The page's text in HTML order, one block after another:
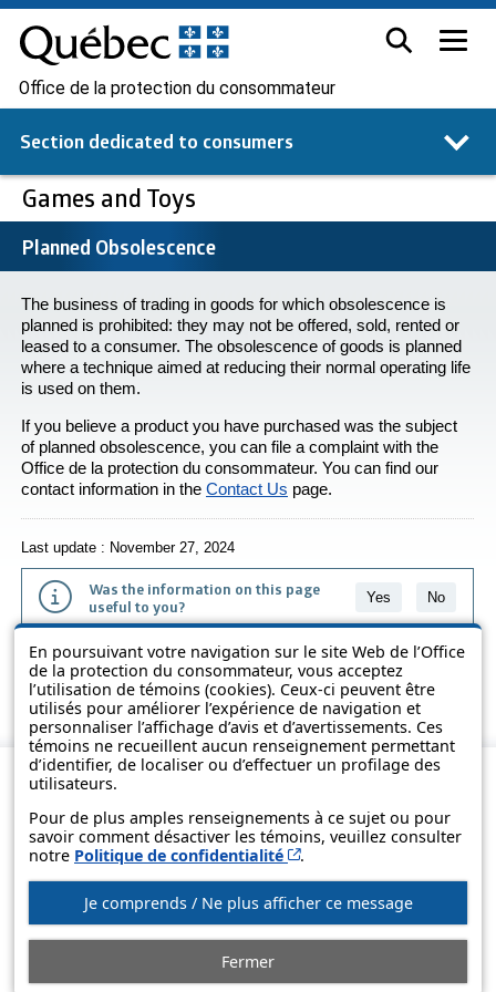
En poursuivant votre navigation sur le site Web de l’Office
de la protection du consommateur, vous acceptez
l’utilisation de témoins (cookies). Ceux-ci peuvent être
utilisés pour améliorer l’expérience de navigation et
personnaliser l’affichage d’avis et d’avertissements. Ces
témoins ne recueillent aucun renseignement permettant
d’identifier, de localiser ou d’effectuer un profilage des
utilisateurs.
Pour de plus amples renseignements à ce sujet ou pour
savoir comment désactiver les témoins, veuillez consulter
notre Politique de confidentialité Cet hyperlien s’ouvrira
.
Je comprends / Ne plus afficher ce message
Fermer
Office de la protection du consommateur
Section dedicated to consumers
Games and Toys
Planned Obsolescence
The business of trading in goods for which obsolescence is
planned is prohibited: they may not be offered, sold, rented or
leased to a consumer. The obsolescence of goods is planned
where a technique aimed at reducing their normal operating life
is used on them.
If you believe a product you have purchased was the subject
of planned obsolescence, you can file a complaint with the
Office de la protection du consommateur. You can find our
contact information in the Contact Us page.
Last update : November 27, 2024
Was the information on this page
useful to you?
Yes No
The information contained on this page is presented in simple terms to
make it easier to understand. It does not replace the texts of the laws
and regulations.
© Government of Québec, 2013-2025